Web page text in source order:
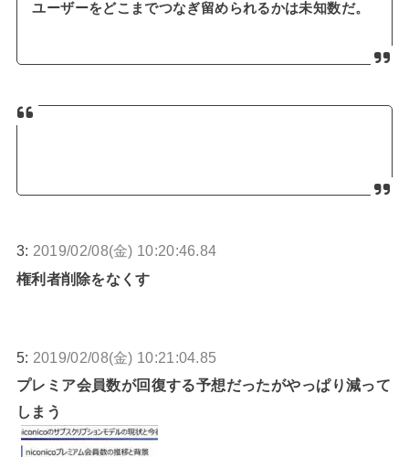
ユーザーをどこまでつなぎ留められるかは未知数だ。
3: 2019/02/08(金) 10:20:46.84
権利者削除をなくす
5: 2019/02/08(金) 10:21:04.85
プレミア会員数が回復する予想だったがやっぱり減って
しまう